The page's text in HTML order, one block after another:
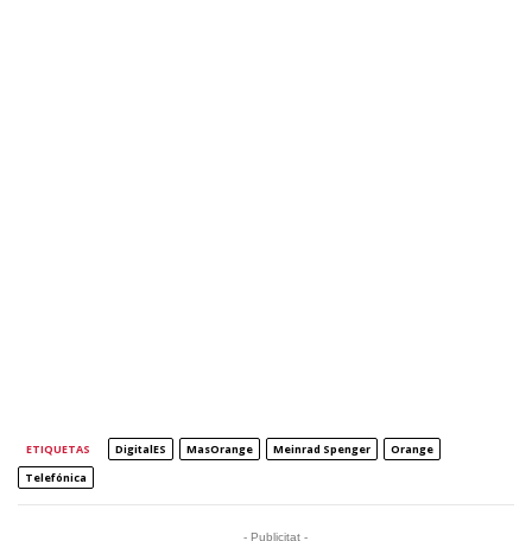
ETIQUETAS DigitalES MasOrange Meinrad Spenger
Orange
Telefónica
- Publicitat -